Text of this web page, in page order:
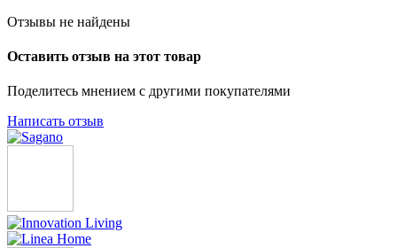
Отзывы не найдены
Оставить отзыв на этот товар
Поделитесь мнением с другими покупателями
Написать отзыв